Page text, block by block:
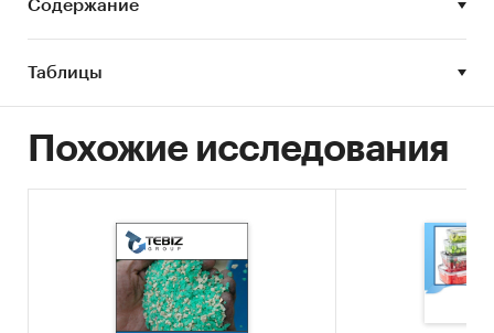
6. Финансово-хозяйственная деятельность
участников рынка оборудования для литья
Рынок оборудования для литья пластмасс в
России.
Метод сбора и анализа данных
Основным методом сбора данных является
мониторинг документов.
Содержание
Таблицы
Похожие исследования